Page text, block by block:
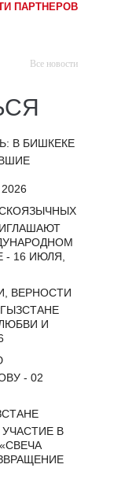
ПАРТНЕРОВ
Все новости
В БИШКЕКЕ
- 16 ИЮЛЯ,
ВЕРНОСТИ
И
- 02
В